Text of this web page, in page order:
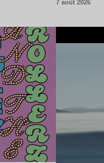
7 août 2026